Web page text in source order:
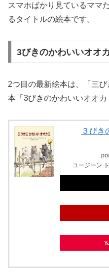
スマホばかり見ているママ
るタイトルの絵本です。
3びきのかわいいオオ
2つ目の最新絵本は、「三
本「3びきのかわいいオオカ
３びき
ユージーン